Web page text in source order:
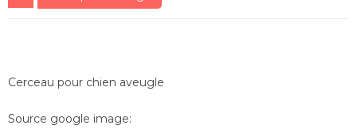
Cerceau pour chien aveugle
Source google image: